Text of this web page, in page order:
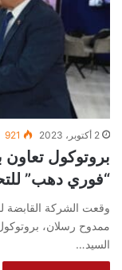
2 أكتوبر، 2023 921
بروتوكول تعاون
“فوري دهب”
وقعت الشركة القابضة
ممدوح رسلان،
السيد…